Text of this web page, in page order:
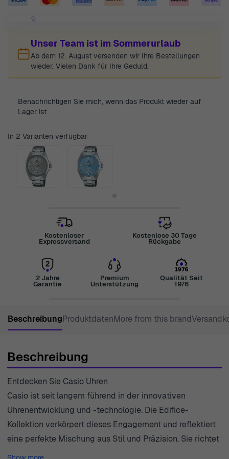
Unser Team ist im Sommerurlaub
Ab dem 12. August versenden wir Ihre Bestellungen
wieder. Vielen Dank für Ihre Geduld.
Benachrichtigen Sie mich, wenn das Produkt wieder auf
Lager ist
In 2 Varianten verfügbar
Kostenloser
Expressversand
Kostenlose 30 Tage
Rückgabe
2 Jahre
Garantie
Premium
Unterstützung
Qualität Seit
1976
BeschreibungProduktdatenMore from this brand
Beschreibung
Entdecken Sie Casio Uhren
Casio ist seit langem führend in der innovativen
Uhrenentwicklung und -technologie. Die Edifice-
Kollektion verkörpert dieses Engagement und reflektiert
eine perfekte Mischung aus Stil und Präzision. Sie richtet
sich an Herren, die Wert auf Raffinesse legen, ohne die